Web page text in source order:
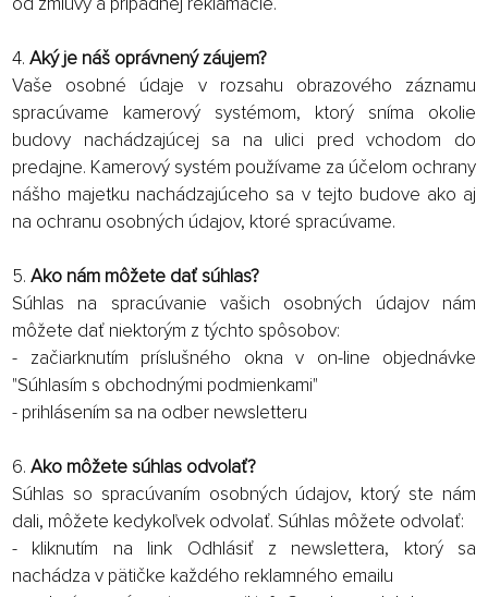
4. Aký je náš oprávnený záujem?
Vaše osobné údaje v rozsahu obrazového záznamu
spracúvame kamerový systémom, ktorý sníma okolie
budovy nachádzajúcej sa na ulici pred vchodom do
predajne. Kamerový systém používame za účelom ochrany
nášho majetku nachádzajúceho sa v tejto budove ako aj
na ochranu osobných údajov, ktoré spracúvame.
5. Ako nám môžete dať súhlas?
Súhlas na spracúvanie vašich osobných údajov nám
môžete dať niektorým z týchto spôsobov:
- začiarknutím príslušného okna v on-line objednávke
"Súhlasím s obchodnými podmienkami"
- prihlásením sa na odber newsletteru
6. Ako môžete súhlas odvolať?
Súhlas so spracúvaním osobných údajov, ktorý ste nám
dali, môžete kedykoľvek odvolať. Súhlas môžete odvolať:
- kliknutím na link Odhlásiť z newslettera, ktorý sa
nachádza v pätičke každého reklamného emailu